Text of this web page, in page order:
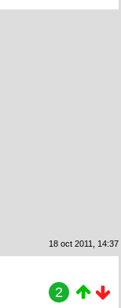
18 oct 2011, 14:37
2